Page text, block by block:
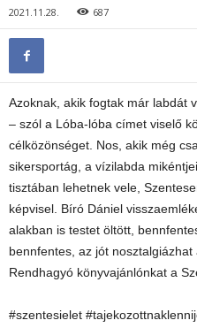
2021.11.28. 687
Azoknak, akik fogtak már labdát
– szól a Lóba-lóba címet viselő
célközönséget. Nos, akik még
sikersportág, a vízilabda
tisztában lehetnek vele,
képvisel. Bíró Dániel
alakban is testet öltött,
bennfentes, az jót nosztalgiázhat
Rendhagyó könyvajánlónkat a
#szentesielet